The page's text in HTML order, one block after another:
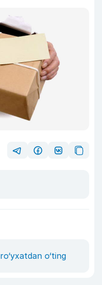
ro‘yxatdan o‘ting